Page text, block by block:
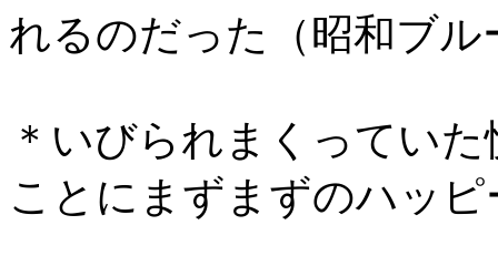
れるのだった（昭和ブル
＊いびられまくってい
ことにまずまずのハッ